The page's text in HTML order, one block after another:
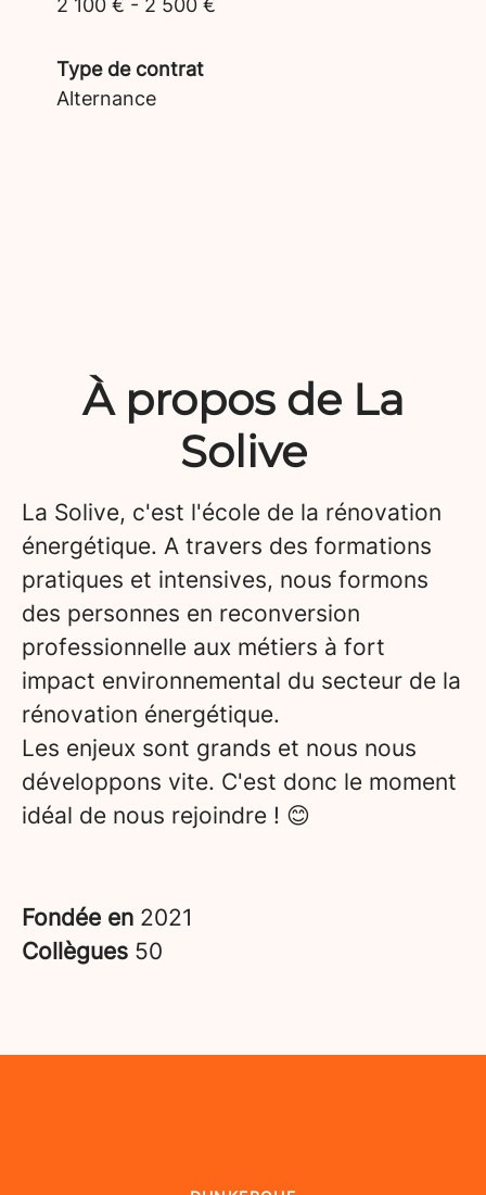
2 100 € - 2 500 €
Type de contrat
Alternance
À propos de La
Solive
La Solive, c'est l'école de la rénovation
énergétique. A travers des formations
pratiques et intensives, nous formons
des personnes en reconversion
professionnelle aux métiers à fort
impact environnemental du secteur de la
rénovation énergétique.
Les enjeux sont grands et nous nous
développons vite. C'est donc le moment
idéal de nous rejoindre ! 😊
Fondée en 2021
Collègues 50